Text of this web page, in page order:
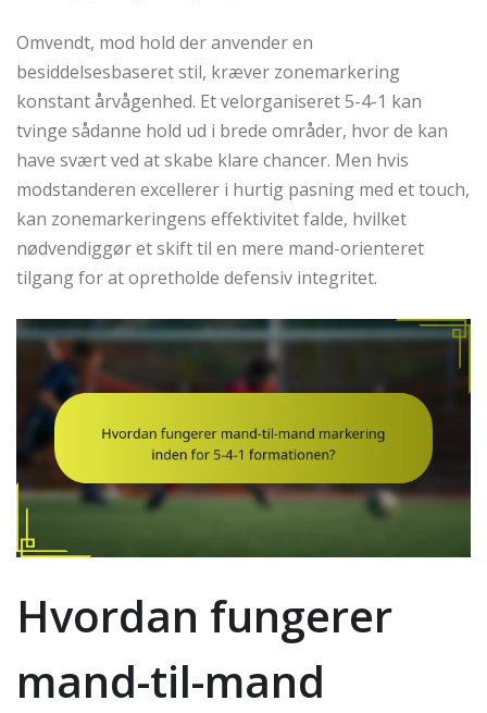
Omvendt, mod hold der anvender en
besiddelsesbaseret stil, kræver zonemarkering
konstant årvågenhed. Et velorganiseret 5-4-1 kan
tvinge sådanne hold ud i brede områder, hvor de kan
have svært ved at skabe klare chancer. Men hvis
modstanderen excellerer i hurtig pasning med et touch,
kan zonemarkeringens effektivitet falde, hvilket
nødvendiggør et skift til en mere mand-orienteret
tilgang for at opretholde defensiv integritet.
Hvordan fungerer
mand-til-mand